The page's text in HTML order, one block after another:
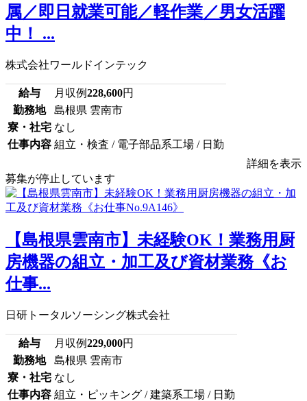
属／即日就業可能／軽作業／男女活躍
中！ ...
株式会社ワールドインテック
給与 月収例228,600円
勤務地
島根県 雲南市
寮・社宅 なし
仕事内容 組立・検査 / 電子部品系工場 / 日勤
詳細を表示
募集が停止しています
【島根県雲南市】未経験OK！業務用厨
房機器の組立・加工及び資材業務《お
仕事...
日研トータルソーシング株式会社
給与 月収例229,000円
勤務地
島根県 雲南市
寮・社宅 なし
仕事内容 組立・ピッキング / 建築系工場 / 日勤